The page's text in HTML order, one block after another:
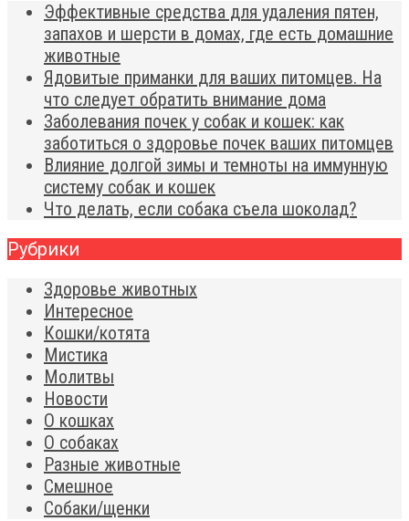
Эффективные средства для удаления пятен,
запахов и шерсти в домах, где есть домашние
животные
Ядовитые приманки для ваших питомцев. На
что следует обратить внимание дома
Заболевания почек у собак и кошек: как
заботиться о здоровье почек ваших питомцев
Влияние долгой зимы и темноты на иммунную
систему собак и кошек
Что делать, если собака съела шоколад?
Рубрики
Здоровье животных
Интересное
Кошки/котята
Мистика
Молитвы
Новости
О кошках
О собаках
Разные животные
Смешное
Собаки/щенки